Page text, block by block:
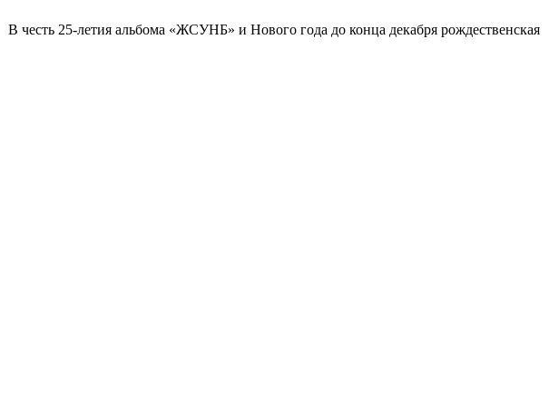
В честь 25-летия альбома «ЖСУНБ» и Нового года до конца декабря рождественская